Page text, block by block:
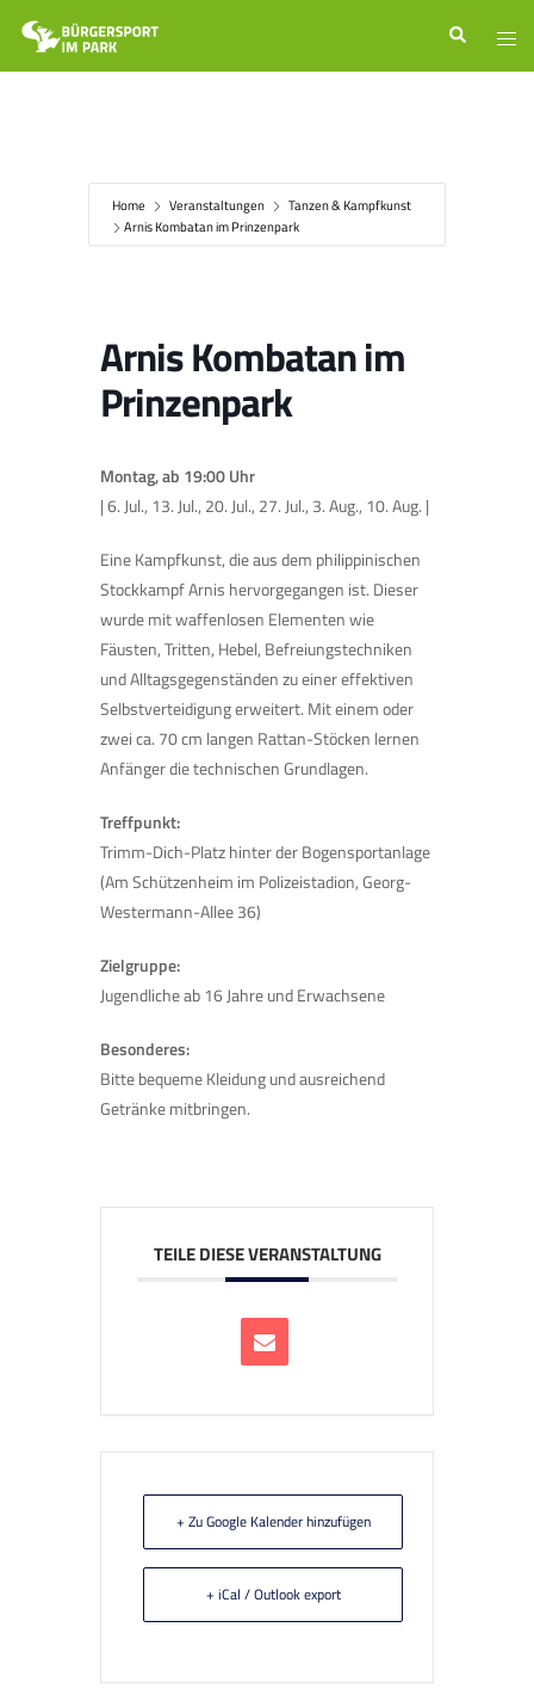
Zum
Inhalt
springen
Suche
Home Veranstaltungen
Tanzen & Kampfkunst
Arnis Kombatan im Prinzenpark
Arnis Kombatan im
Prinzenpark
Montag, ab 19:00 Uhr
| 6. Jul., 13. Jul., 20. Jul., 27. Jul., 3. Aug., 10. Aug. |
Eine Kampfkunst, die aus dem philippinischen
Stockkampf Arnis hervorgegangen ist. Dieser
wurde mit waffenlosen Elementen wie
Fäusten, Tritten, Hebel, Befreiungstechniken
und Alltagsgegenständen zu einer effektiven
Selbstverteidigung erweitert. Mit einem oder
zwei ca. 70 cm langen Rattan-Stöcken lernen
Anfänger die technischen Grundlagen.
Treffpunkt:
Trimm-Dich-Platz hinter der Bogensportanlage
(Am Schützenheim im Polizeistadion, Georg-
Westermann-Allee 36)
Zielgruppe:
Jugendliche ab 16 Jahre und Erwachsene
Besonderes:
Bitte bequeme Kleidung und ausreichend
Getränke mitbringen.
TEILE DIESE VERANSTALTUNG
+ Zu Google Kalender hinzufügen
+ iCal / Outlook export